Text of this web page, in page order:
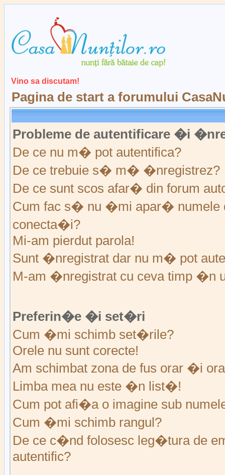
Vino sa discutam!
Pagina de start a forumului
Probleme de autentificare �i
De ce nu m� pot autentifica?
De ce trebuie s� m� �nregistrez?
De ce sunt scos afar� din forum
Cum fac s� nu �mi apar� numele
conecta�i?
Mi-am pierdut parola!
Sunt �nregistrat dar nu m� pot
M-am �nregistrat cu ceva timp �n
Preferin�e �i set�ri
Cum �mi schimb set�rile?
Orele nu sunt corecte!
Am schimbat zona de fus orar �i
Limba mea nu este �n list�!
Cum pot afi�a o imagine sub
Cum �mi schimb rangul?
De ce c�nd folosesc leg�tura de
autentific?